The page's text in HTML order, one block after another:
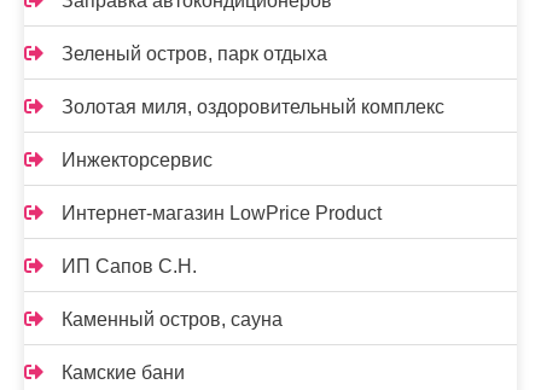
Зеленый остров, парк отдыха
Золотая миля, оздоровительный комплекс
Инжекторсервис
Интернет-магазин LowPrice Product
ИП Сапов С.Н.
Каменный остров, сауна
Камские бани